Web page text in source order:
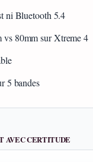
ni Bluetooth 5.4
vs 80mm sur Xtreme 4
5 bandes
AVEC CERTITUDE